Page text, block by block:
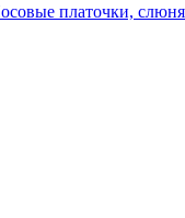
платочки,